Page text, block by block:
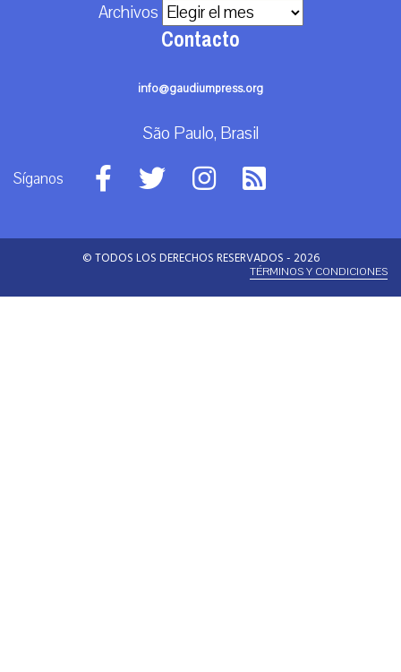
Archivos
Contacto
info@gaudiumpress.org
São Paulo, Brasil
Síganos
© TODOS LOS DERECHOS RESERVADOS - 2026
TÉRMINOS Y CONDICIONES